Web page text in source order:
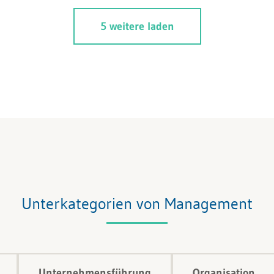
5 weitere laden
Unterkategorien von Management